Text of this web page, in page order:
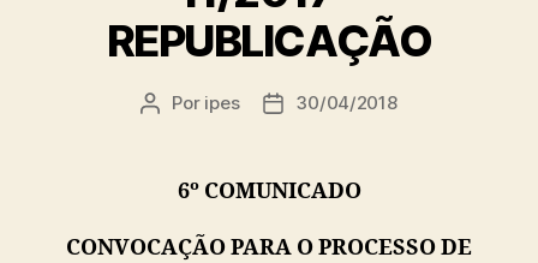
REPUBLICAÇÃO
Autor
Por ipes
Data30/04/2018
6º COMUNICADO
CONVOCAÇÃO PARA O PROCESSO DE